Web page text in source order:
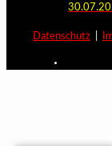
Datenschutz